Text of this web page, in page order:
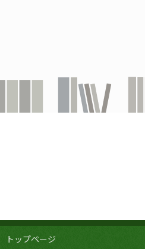
トップページ